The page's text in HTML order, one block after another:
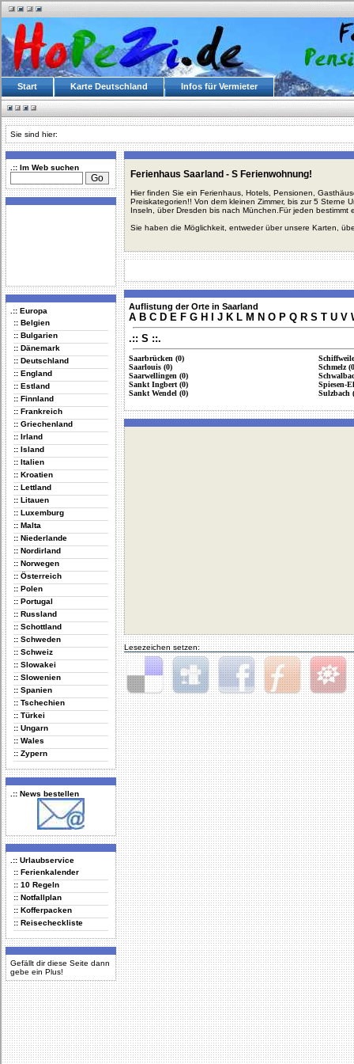
Start Karte Deutschland Infos für Vermieter
Sie sind hier:
.:: Im Web suchen
.:: Europa
:: Belgien
:: Bulgarien
:: Dänemark
:: Deutschland
:: England
:: Estland
:: Finnland
:: Frankreich
:: Griechenland
:: Irland
:: Island
:: Italien
:: Kroatien
:: Lettland
:: Litauen
:: Luxemburg
:: Malta
:: Niederlande
:: Nordirland
:: Norwegen
:: Österreich
:: Polen
:: Portugal
:: Russland
:: Schottland
:: Schweden
:: Schweiz
:: Slowakei
:: Slowenien
:: Spanien
:: Tschechien
:: Türkei
:: Ungarn
:: Wales
:: Zypern
.:: News bestellen
.:: Urlaubservice
:: Ferienkalender
:: 10 Regeln
:: Notfallplan
:: Kofferpacken
:: Reisecheckliste
Gefällt dir diese Seite dann
gebe ein Plus!
Ferienhaus Saarland - S Ferienwohnung!
Hier finden Sie ein Ferienhaus, Hotels, Pensionen,
Preiskategorien!! Von dem kleinen Zimmer, bis zur 5 Sterne
Inseln, über Dresden bis nach München.Für jeden bestimmt
Sie haben die Möglichkeit, entweder über unsere Karten,
Auflistung der Orte in Saarland
A B C D E F G H J K L M N O P Q R S T U V
.:: S ::.
Saarbrücken (0)
Saarlouis (0)
Saarwellingen (0)
Sankt Ingbert (0)
Sankt Wendel (0)
Schmelz
Spiesen-
Sulzbach
Lesezeichen setzen:
Delicious Digg Facebook Furl StudiVZ